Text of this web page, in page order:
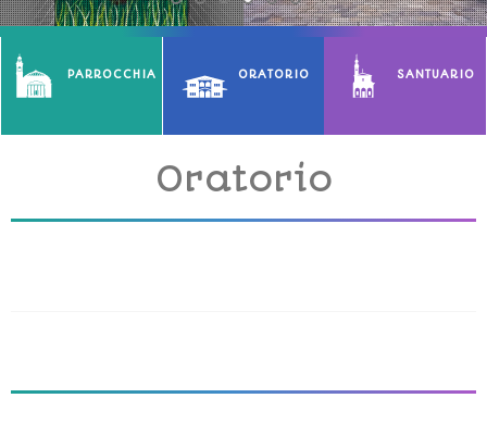
PARROCCHIA ORATORIO SANTUARIO
Oratorio